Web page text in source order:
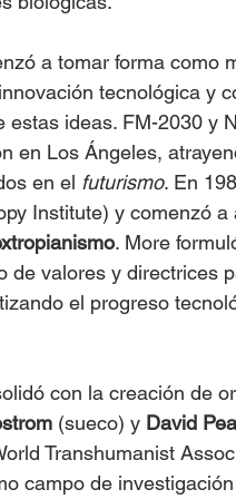
a tomar forma como
tecnológica y
ideas. FM-2030 y
en Los Ángeles,
en el futurismo. En
Institute) y comenzó
. More
de valores y directrices
el progreso
con la creación de
(sueco) y David
Transhumanist
campo de